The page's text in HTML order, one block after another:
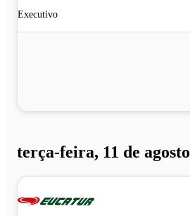
Executivo
terça-feira, 11 de agosto